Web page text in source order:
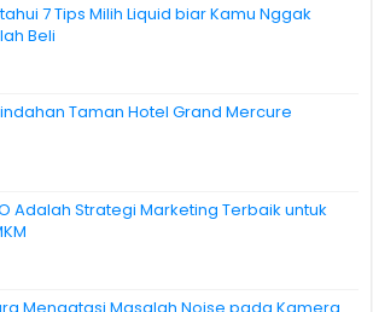
7 Tips Milih Liquid biar Kamu Nggak
Beli
Taman Hotel Grand Mercure
Adalah Strategi Marketing Terbaik untuk